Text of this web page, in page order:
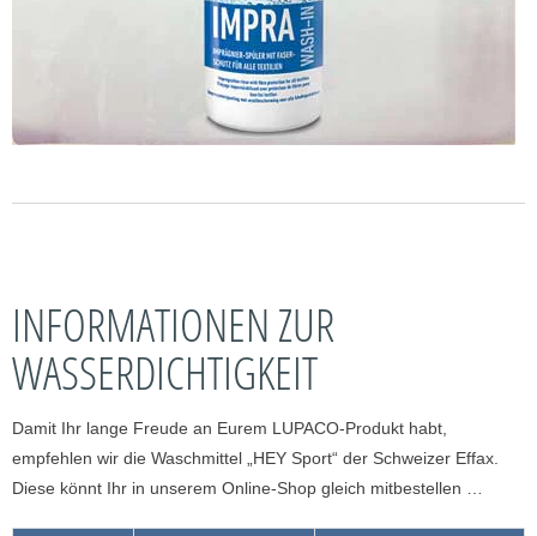
INFORMATIONEN ZUR
WASSERDICHTIGKEIT
Damit Ihr lange Freude an Eurem LUPACO-Produkt habt,
empfehlen wir die Waschmittel „HEY Sport“ der Schweizer Effax.
Diese könnt Ihr in unserem Online-Shop gleich mitbestellen …